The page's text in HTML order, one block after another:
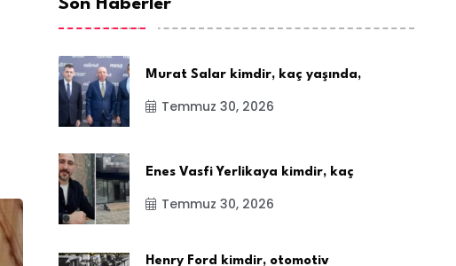
Son Haberler
Murat Salar kimdir, kaç yaşında,
Temmuz 30, 2026
Enes Vasfi Yerlikaya kimdir, kaç
Temmuz 30, 2026
Henry Ford kimdir, otomotiv